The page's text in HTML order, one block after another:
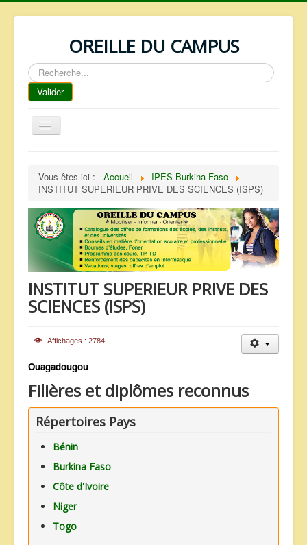
OREILLE DU CAMPUS
Rechercher
Valider
Basculer
la
REPERTOIRE
QUI SOMMES NOUS ?
NOS SERVICES
FAQ
CONTACTS
TELECHARGEMENTS
Vous êtes ici : Accueil
IPES Burkina Faso
INSTITUT SUPERIEUR PRIVE DES SCIENCES (ISPS)
INSTITUT SUPERIEUR PRIVE DES
SCIENCES (ISPS)
Affichages : 2784
Ouagadougou
Filières et diplômes reconnus
Répertoires Pays
Bénin
Burkina Faso
Côte d'Ivoire
Niger
Togo